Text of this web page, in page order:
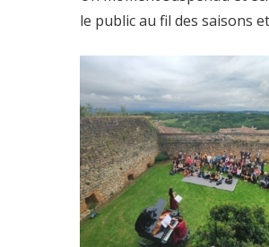
le public au fil des saisons